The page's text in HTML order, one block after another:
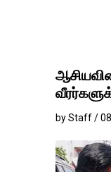
by Staff /